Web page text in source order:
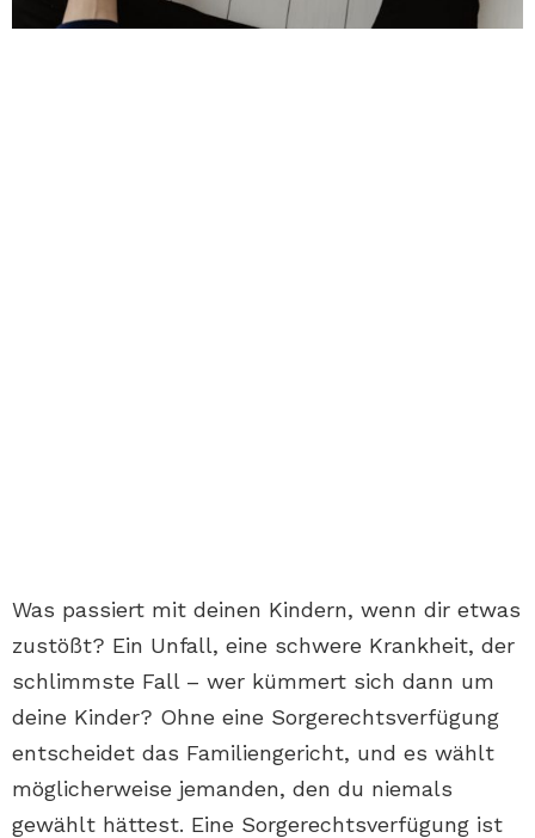
Was passiert mit deinen Kindern, wenn dir etwas
zustößt? Ein Unfall, eine schwere Krankheit, der
schlimmste Fall – wer kümmert sich dann um
deine Kinder? Ohne eine Sorgerechtsverfügung
entscheidet das Familiengericht, und es wählt
möglicherweise jemanden, den du niemals
gewählt hättest. Eine Sorgerechtsverfügung ist